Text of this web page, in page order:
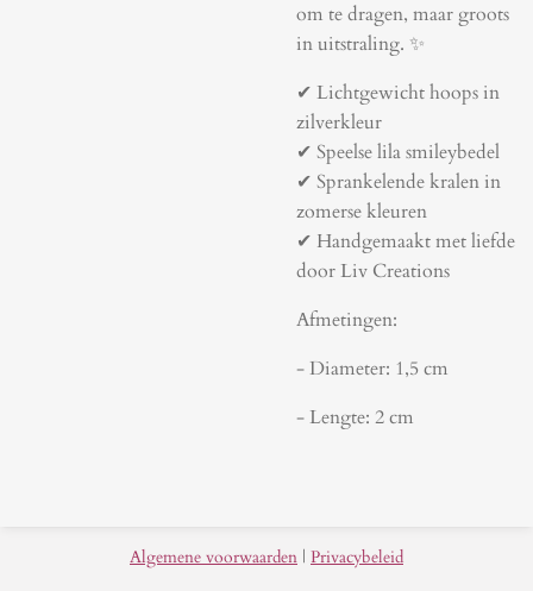
om te dragen, maar groots
in uitstraling. ✨
✔ Lichtgewicht hoops in
zilverkleur
✔ Speelse lila smileybedel
✔ Sprankelende kralen in
zomerse kleuren
✔ Handgemaakt met liefde
door Liv Creations
Afmetingen:
- Diameter: 1,5 cm
- Lengte: 2 cm
Algemene voorwaarden | Privacybeleid